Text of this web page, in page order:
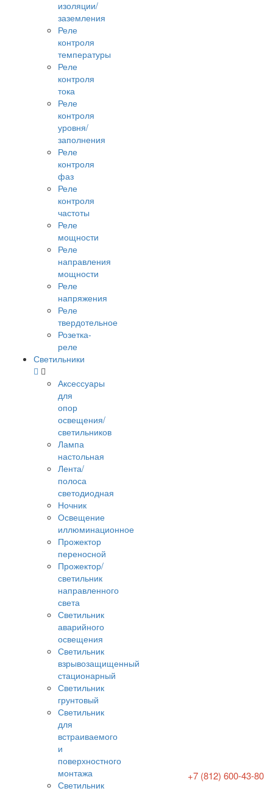
изоляции/
заземления
Реле
контроля
температуры
Реле
контроля
тока
Реле
контроля
уровня/
заполнения
Реле
контроля
фаз
Реле
контроля
частоты
Реле
мощности
Реле
направления
мощности
Реле
напряжения
Реле
твердотельное
Розетка-
реле
Светильники
Аксессуары
для
опор
освещения/
светильников
Лампа
настольная
Лента/
полоса
светодиодная
Ночник
Освещение
иллюминационное
Прожектор
переносной
Прожектор/
светильник
направленного
света
Светильник
аварийного
освещения
Светильник
взрывозащищенный
стационарный
Светильник
грунтовый
Светильник
для
встраиваемого
и
поверхностного
монтажа
Светильник
+7 (812) 600-43-80